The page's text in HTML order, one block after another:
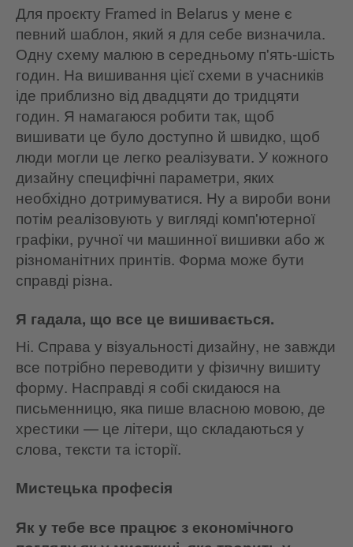
Для проєкту Framed in Belarus у мене є
певний шаблон, який я для себе визначила.
Одну схему малюю в середньому п'ять-шість
годин. На вишивання цієї схеми в учасників
іде приблизно від двадцяти до тридцяти
годин. Я намагаюся робити так, щоб
вишивати це було доступно й швидко, щоб
люди могли це легко реалізувати. У кожного
дизайну специфічні параметри, яких
необхідно дотримуватися. Ну а вироби вони
потім реалізовують у вигляді комп'ютерної
графіки, ручної чи машинної вишивки або ж
різноманітних принтів. Форма може бути
справді різна.
Я гадала, що все це вишивається.
Ні. Справа у візуальності дизайну, не завжди
все потрібно переводити у фізичну вишиту
форму. Насправді я собі скидаюся на
письменницю, яка пише власною мовою, де
хрестики — це літери, що складаються у
слова, тексти та історії.
Мистецька професія
Як у тебе все працює з економічного